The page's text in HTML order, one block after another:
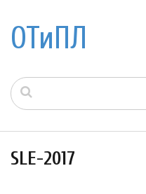
ОТиПЛ
SLE-2017